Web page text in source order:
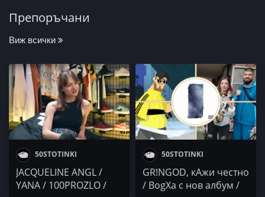
Препоръчани
Виж всички
50STOTINKI
JACQUELINE ANGL /
YANA / 100PROZLO /
50STOTINKI
GR!NGOD, кАжи честно
/ BogXa с нов албум /